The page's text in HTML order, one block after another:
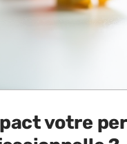
votre